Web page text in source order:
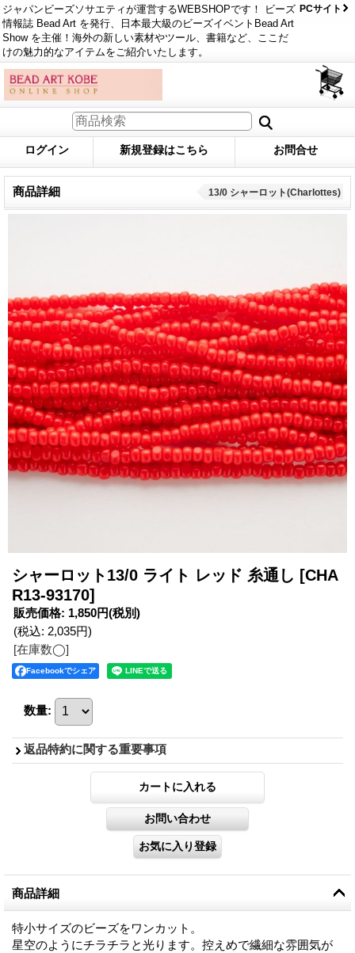
ジャパンビーズソサエティが運営するWEBSHOPです！ ビーズ
情報誌 Bead Art を発行、日本最大級のビーズイベントBead Art
Show を主催！海外の新しい素材やツール、書籍など、ここだ
けの魅力的なアイテムをご紹介いたします。
PCサイト
ログイン 新規登録はこちら お問合せ
商品詳細 13/0 シャーロット(Charlottes)
シャーロット13/0 ライト レッド 糸通し [CHA
R13-93170]
販売価格: 1,850円(税別)
(税込: 2,035円)
[在庫数◯]
Facebookでシェア
数量:
返品特約に関する重要事項
商品詳細
特小サイズのビーズをワンカット。
星空のようにチラチラと光ります。控えめで繊細な雰囲気が